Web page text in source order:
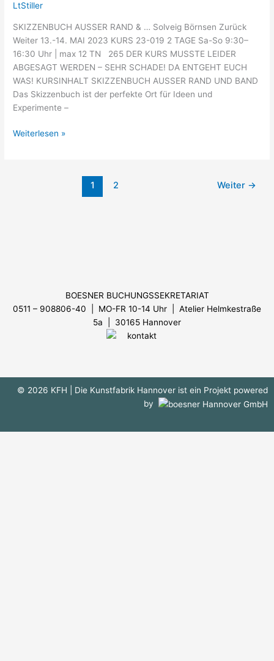
LtStiller
SKIZZENBUCH AUSSER RAND & … Solveig Börnsen Zurück
Weiter 13.-14. MAI 2023 KURS 23-019 2 TAGE Sa-So 9:30–
16:30 Uhr | max 12 TN 265 DER KURS MUSSTE LEIDER
ABGESAGT WERDEN – SEHR SCHADE! DA ENTGEHT EUCH
WAS! KURSINHALT SKIZZENBUCH AUSSER RAND UND BAND
Das Skizzenbuch ist der perfekte Ort für Ideen und
Experimente –
Weiterlesen »
1 2 Weiter →
BOESNER BUCHUNGSSEKRETARIAT
0511 – 908806-40 | MO-FR 10-14 Uhr
| Atelier Helmkestraße
5a | 30165 Hannover
© 2026 KFH
| Die Kunstfabrik Hannover ist ein Projekt powered
by